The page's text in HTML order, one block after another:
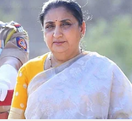
महिलांवरील अत्याचारामुळे
दूर करून या जिल्ह्याला विकासाच्या
यांनी उचलला होता. विशेषतः
प्रकरणातून अपहरण आणि
अजित पवारांनी बीडचे पालकमंत्री
झपाटाही सुरू केला. मोठ्या
योजना अशी एकापाठोपाठ कामे
प्रयत्न सुरू केले होते. पण
दुर्दैवी मृत्यू झाला